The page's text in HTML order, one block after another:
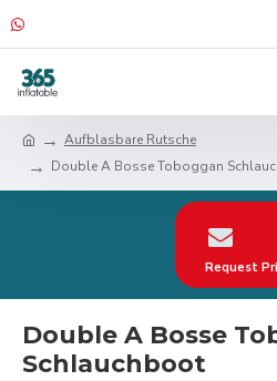
Aufblasbare Rutsche
Double A Bosse Toboggan
Request
Double A Bosse
Schlauchboot